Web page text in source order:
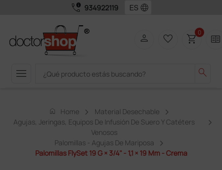
call_quality 934922119 language
menu search
person favorite_border shopping_cart0 two_pager
home Home
Material Desechable
Agujas, Jeringas, Equipos De Infusión De Suero Y Catéters
Venosos
Palomillas - Agujas De Mariposa
Palomillas FlySet 19 G × 3/4" - 1,1 × 19 Mm - Crema